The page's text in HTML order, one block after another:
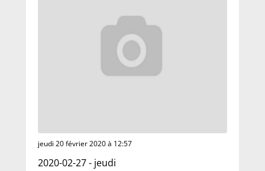
jeudi 20 février 2020 à 12:57
2020-02-27 - jeudi